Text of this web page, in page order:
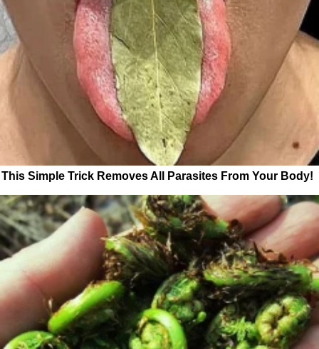
This Simple Trick Removes All Parasites From Your Body!